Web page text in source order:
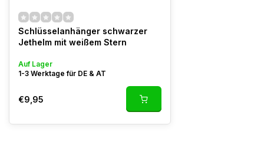
Schlüsselanhänger schwarzer
Jethelm mit weißem Stern
Auf Lager
1-3 Werktage für DE & AT
€9,95